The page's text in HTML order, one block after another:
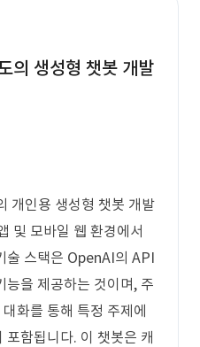
의 생성형 챗봇 개발
개인용 생성형 챗봇 개발
및 모바일 웹 환경에서
술 스택은 OpenAI의 API
능을 제공하는 것이며, 주
화를 통해 특정 주제에
함됩니다. 이 챗봇은 캐